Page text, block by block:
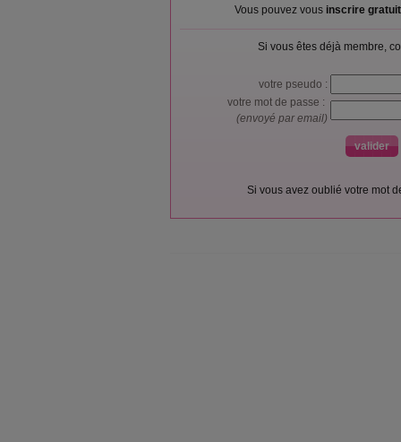
Vous pouvez vous inscrire
Si vous êtes déjà membre,
votre pseudo :
votre mot de passe :
(envoyé par email)
Si vous avez oublié votre mot